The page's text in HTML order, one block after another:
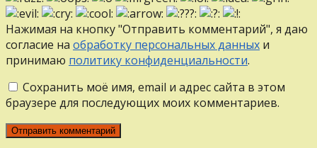
Нажимая на кнопку "Отправить комментарий", я даю
согласие на обработку персональных данных и
принимаю политику конфиденциальности.
Сохранить моё имя, email и адрес сайта в этом
браузере для последующих моих комментариев.